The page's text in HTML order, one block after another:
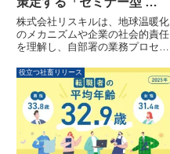
場向け カーボンニュート
ラル研修」が提供開始
株式会社リスキルは、地球温暖化
のメカニズムや企業の社会的責任
を理解し、自部署の業務プロセス
具体策を立案する「セミナー型
現場向け カーボンニュートラル
研修」の提供を開始しました。本
研修は、全従業員が脱炭素を自分
事として捉え、現場レベルで具体
的な行動を強化することを目指し
ます。
役立つ社畜リリース